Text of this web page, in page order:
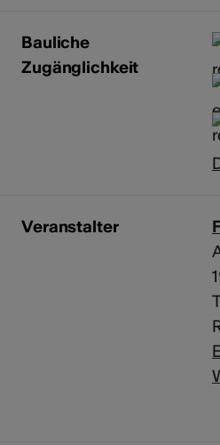
Bauliche
Zugänglichkeit
Veranstalter